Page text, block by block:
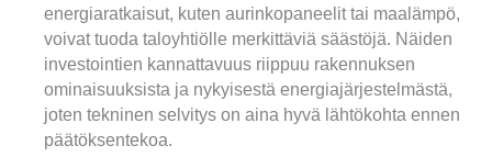
energiaratkaisut, kuten aurinkopaneelit tai maalämpö,
voivat tuoda taloyhtiölle merkittäviä säästöjä. Näiden
investointien kannattavuus riippuu rakennuksen
ominaisuuksista ja nykyisestä energiajärjestelmästä,
joten tekninen selvitys on aina hyvä lähtökohta ennen
päätöksentekoa.